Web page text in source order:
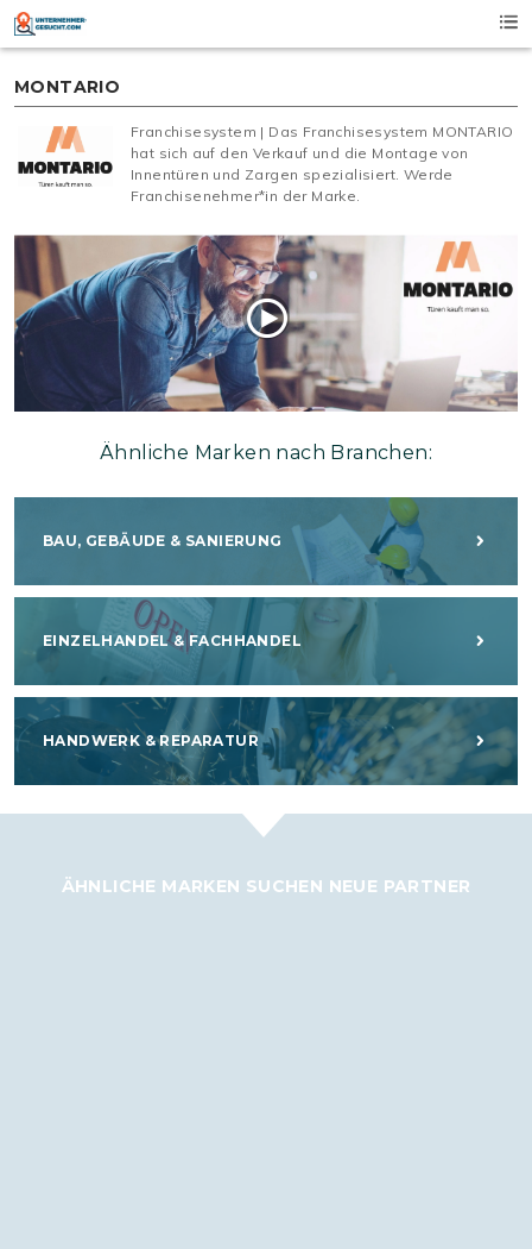
Skip
content
MONTARIO
Franchisesystem | Das Franchisesystem MONTARIO
hat sich auf den Verkauf und die Montage von
Innentüren und Zargen spezialisiert. Werde
Franchisenehmer*in der Marke.
Ähnliche Marken nach Branchen:
BAU, GEBÄUDE & SANIERUNG
EINZELHANDEL & FACHHANDEL
HANDWERK & REPARATUR
ÄHNLICHE MARKEN SUCHEN NEUE PARTNER